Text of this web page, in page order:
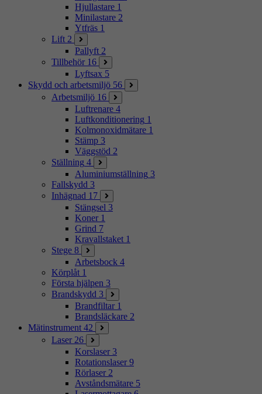
Hjullastare 1
Minilastare 2
Ytfräs 1
Lift 2
Pallyft 2
Tillbehör 16
Lyftsax 5
Skydd och arbetsmiljö 56
Arbetsmiljö 16
Luftrenare 4
Luftkonditionering 1
Kolmonoxidmätare 1
Stämp 3
Väggstöd 2
Ställning 4
Aluminiumställning 3
Fallskydd 3
Inhägnad 17
Stängsel 3
Koner 1
Grind 7
Kravallstaket 1
Stege 8
Arbetsbock 4
Körplåt 1
Första hjälpen 3
Brandskydd 3
Brandfiltar 1
Brandsläckare 2
Mätinstrument 42
Laser 26
Korslaser 3
Rotationslaser 9
Rörlaser 2
Avståndsmätare 5